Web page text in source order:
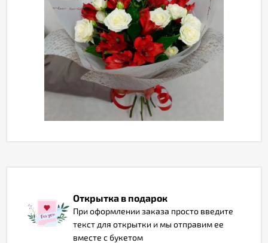
Публичная
Открытка в подарок
При оформлении заказа просто введите
текст для открытки и мы отправим ее
вместе с букетом